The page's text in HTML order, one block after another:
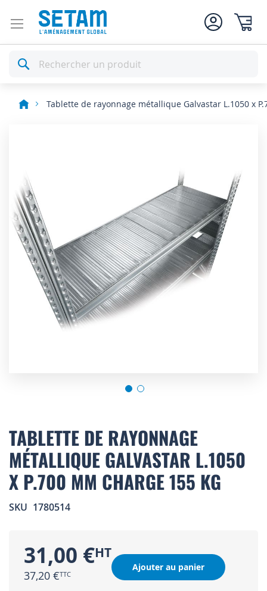
Rechercher
Tablette de rayonnage métallique Galvastar L.1050 x
the
images
gallery
to
the
beginning
of
the
images
TABLETTE DE RAYONNAGE
MÉTALLIQUE GALVASTAR L.1050
X P.700 MM CHARGE 155 KG
SKU 1780514
31,00 €
37,20 €
Ajouter au panier